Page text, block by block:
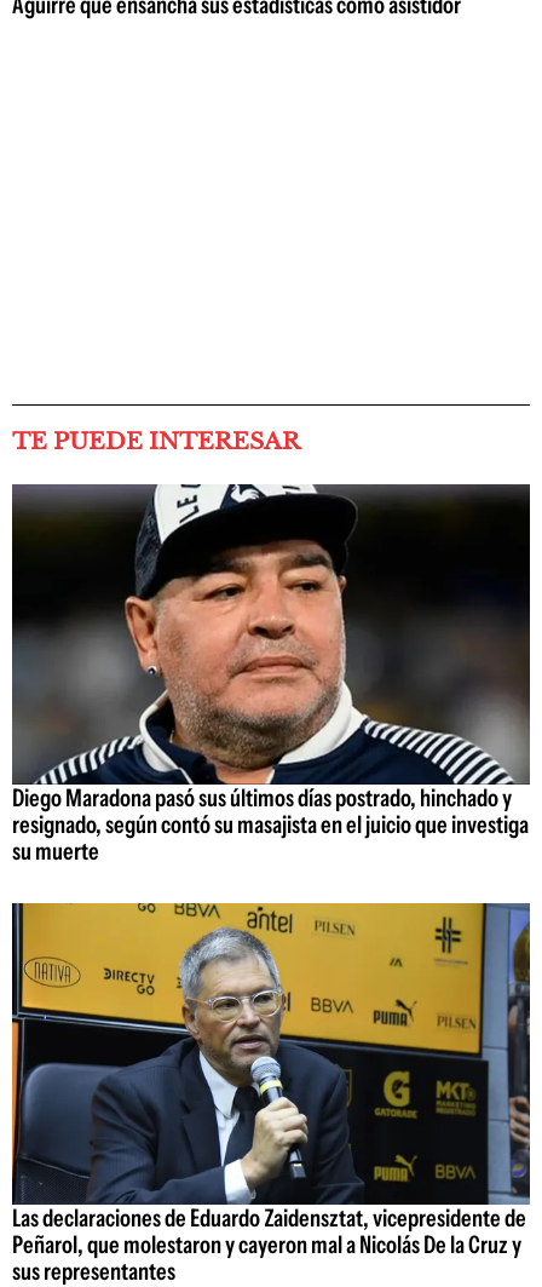
TE PUEDE INTERESAR
Diego Maradona pasó sus últimos días postrado, hinchado y
resignado, según contó su masajista en el juicio que investiga
su muerte
Las declaraciones de Eduardo Zaidensztat, vicepresidente de
Peñarol, que molestaron y cayeron mal a Nicolás De la Cruz y
sus representantes